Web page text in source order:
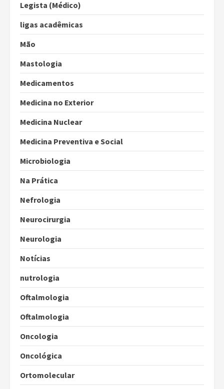
Legista (Médico)
ligas acadêmicas
Mão
Mastologia
Medicamentos
Medicina no Exterior
Medicina Nuclear
Medicina Preventiva e Social
Microbiologia
Na Prática
Nefrologia
Neurocirurgia
Neurologia
Notícias
nutrologia
Oftalmologia
Oftalmologia
Oncologia
Oncológica
Ortomolecular